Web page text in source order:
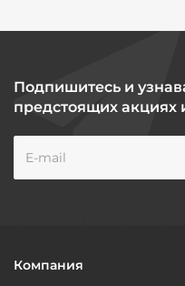
Подпишитесь и
предстоящих акциях
Компания